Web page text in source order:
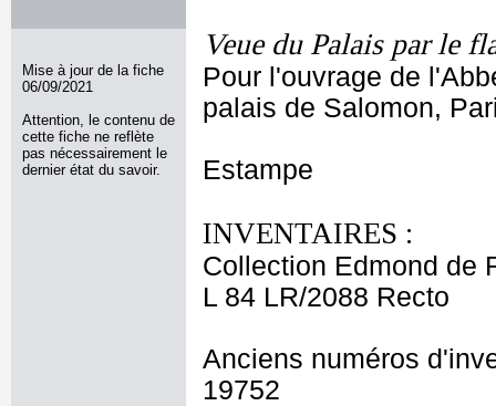
Mise à jour de la fiche
06/09/2021
Attention, le contenu de
cette fiche ne reflète
pas nécessairement le
dernier état du savoir.
Veue du Palais par le
Pour l'ouvrage de
palais de Salomon,
Estampe
INVENTAIRES :
Collection Edmond de
L 84 LR/2088 Recto
Anciens numéros
19752